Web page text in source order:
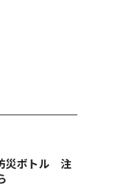
災ボトル 注